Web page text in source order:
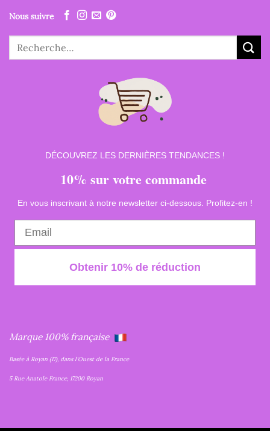
Nous suivre
Recherche
pour :
DÉCOUVREZ LES DERNIÈRES TENDANCES !
10% sur votre commande
En vous inscrivant à notre newsletter ci-dessous. Profitez-en !
Obtenir 10% de réduction
Marque 100% française
Basée à Royan (17), dans l'Ouest de la France
5 Rue Anatole France, 17200 Royan